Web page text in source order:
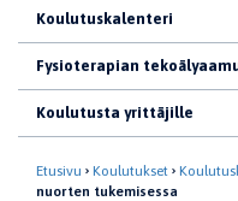
Koulutuskalenteri
Fysioterapian
Koulutusta yrittäjille
Etusivu Koulutukset
nuorten tukemisessa